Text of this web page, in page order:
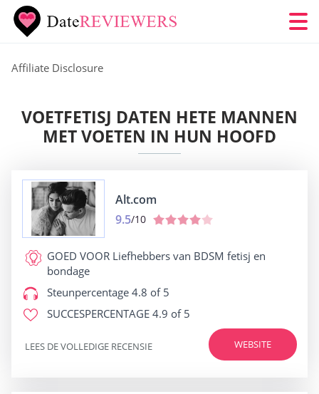
Affiliate Disclosure
VOETFETISJ DATEN HETE MANNEN
MET VOETEN IN HUN HOOFD
Alt.com
9.5/10
GOED VOOR Liefhebbers van BDSM fetisj en
bondage
Steunpercentage 4.8 of 5
SUCCESPERCENTAGE 4.9 of 5
WEBSITE
LEES DE VOLLEDIGE RECENSIE